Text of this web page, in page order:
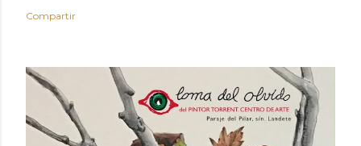
Compartir